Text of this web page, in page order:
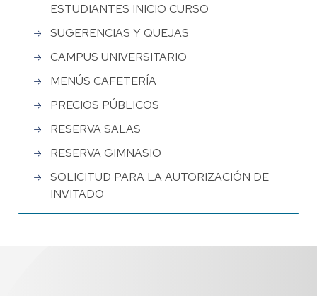
ESTUDIANTES INICIO CURSO
SUGERENCIAS Y QUEJAS
CAMPUS UNIVERSITARIO
MENÚS CAFETERÍA
PRECIOS PÚBLICOS
RESERVA SALAS
RESERVA GIMNASIO
SOLICITUD PARA LA AUTORIZACIÓN DE
INVITADO